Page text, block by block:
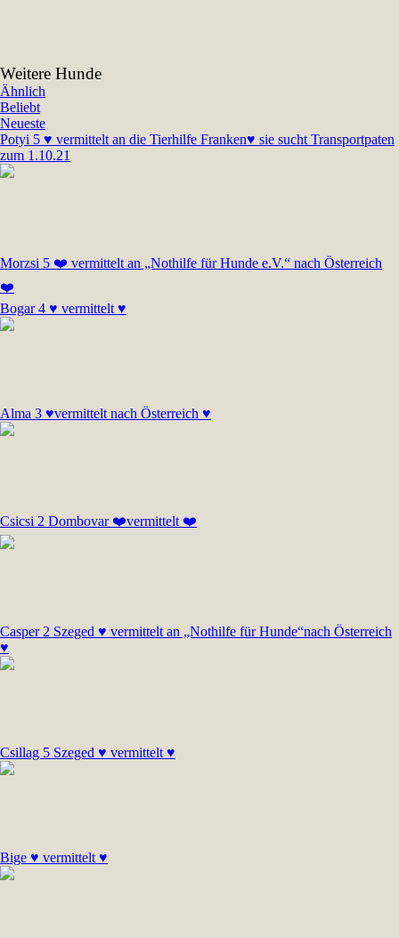
Weitere Hunde
Ähnlich
Beliebt
Neueste
Potyi 5 ♥ vermittelt an die Tierhilfe Franken♥ sie sucht Transportpaten
zum 1.10.21
Morzsi 5 ❤️ vermittelt an „Nothilfe für Hunde e.V.“ nach Österreich
❤️
Bogar 4 ♥ vermittelt ♥
Alma 3 ♥vermittelt nach Österreich ♥
Csicsi 2 Dombovar ❤️vermittelt ❤️
Casper 2 Szeged ♥ vermittelt an „Nothilfe für Hunde“nach Österreich
♥
Csillag 5 Szeged ♥ vermittelt ♥
Bige ♥ vermittelt ♥